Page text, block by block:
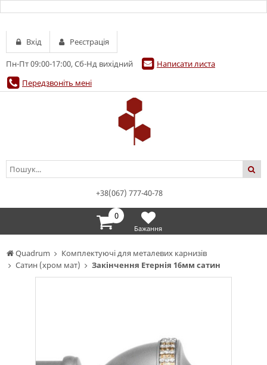
Quadrum
Комплектуючі для металевих карнизів
Сатин (хром мат)
Закінчення Етернія 16мм сатин
Пн-Пт 09:00-17:00, Сб-Нд вихідний
Написати листа
Передзвоніть мені
Вхід Реєстрація
+38(067) 777-40-78
0
Бажання